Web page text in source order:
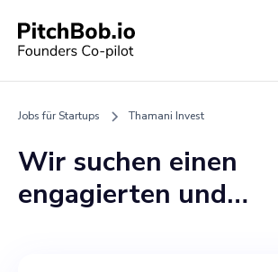
Jobs für Startups Thamani Invest
Wir suchen einen
engagierten und